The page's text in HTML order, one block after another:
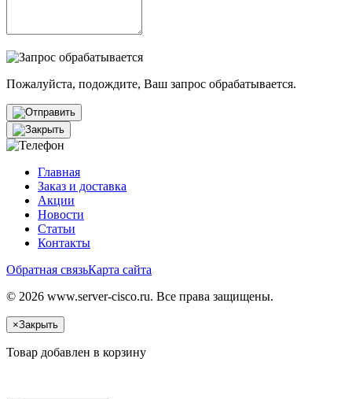
Пожалуйста, подождите, Ваш запрос обрабатывается.
Главная
Заказ и доставка
Акции
Новости
Статьи
Контакты
Обратная связьКарта сайта
© 2026 www.server-cisco.ru. Все права защищены.
×Закрыть
Товар добавлен в корзину